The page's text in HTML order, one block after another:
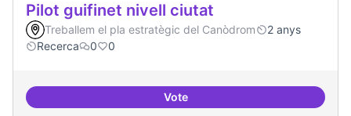
Pilot guifinet nivell ciutat
Treballem el pla estratègic del Canòdrom
2 anys
Recerca
0 0
VotePilot guifinet nivell ciutat